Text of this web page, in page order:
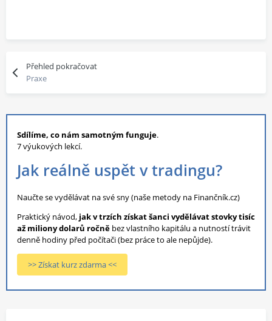
Přehled pokračovat
Praxe
Sdílíme, co nám samotným funguje.
7 výukových lekcí.
Jak reálně uspět v tradingu?
Naučte se vydělávat na své sny (naše metody na Finančník.cz)
Praktický návod, jak v trzích získat šanci vydělávat stovky tisíc
až miliony dolarů ročně bez vlastního kapitálu a nutností trávit
denně hodiny před počítači (bez práce to ale nepůjde).
>> Získat kurz zdarma <<